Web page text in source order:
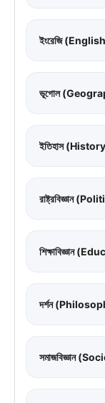
ইংরেজি
ভূগোল
ইতিহাস
রাষ্ট্রবিজ্ঞান
শিক্ষাবিজ্ঞান
দর্শন
সমাজবিজ্ঞান